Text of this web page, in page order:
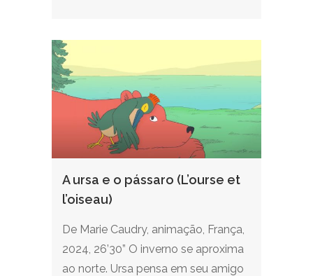
A ursa e o pássaro (L’ourse et
l’oiseau)
De Marie Caudry, animação, França,
2024, 26’30” O inverno se aproxima
ao norte. Ursa pensa em seu amigo